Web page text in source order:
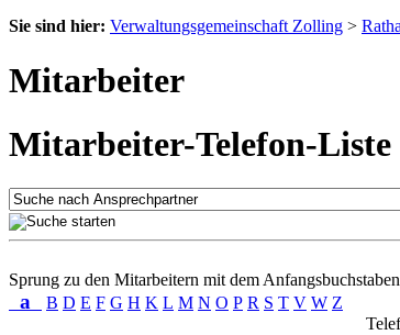
Sie sind hier: Verwaltungsgemeinschaft Zolling >
Mitarbeiter
Mitarbeiter-Telefon-Liste
Sprung zu den Mitarbeitern mit dem
a B D E F G H K L M N O P R S T V W Z